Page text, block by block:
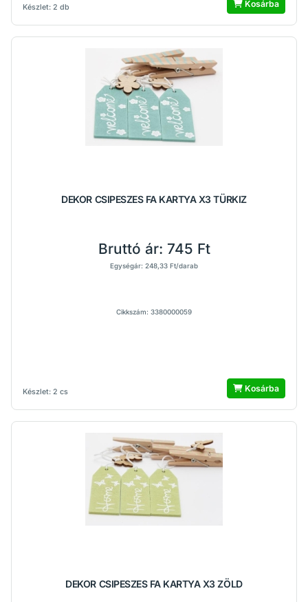
Készlet: 2 db Kosárba
DEKOR CSIPESZES FA KARTYA X3 TÜRKIZ
Készlet: 2 cs
Bruttó ár: 745 Ft
Egységár: 248,33 Ft/darab
Cikkszám: 3380000059
Kosárba
DEKOR CSIPESZES FA KARTYA X3 ZÖLD